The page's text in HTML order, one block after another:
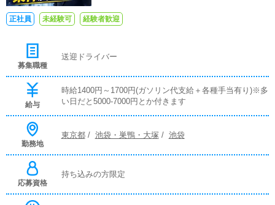
正社員 未経験可 経験者歓迎
募集職種
送迎ドライバー
給与
時給1400円～1700円(ガソリン代支給＋各種手当有り)※多
い日だと5000-7000円とか付きます
勤務地
東京都/ 池袋・巣鴨・大塚/ 池袋
応募資格
持ち込みの方限定